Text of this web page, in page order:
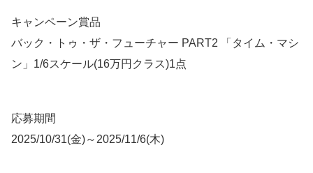
キャンペーン賞品
バック・トゥ・ザ・フューチャー PART2 「タイム・マシ
ン」1/6スケール(16万円クラス)1点
応募期間
2025/10/31(金)～2025/11/6(木)